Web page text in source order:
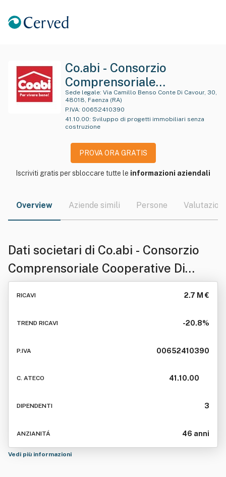
Co.abi - Consorzio
Comprensoriale
Cooperative Di Abitazione
- Soc Ieta' Cooperativa
"Co.abi Società
Società Cooperativa" -
Co.abi.società C
Sede legale:
48018, Faenza (RA)
P.IVA: 00652410390
41.10.00: Sviluppo di progetti immobiliari senza
costruzione
PROVA ORA GRATIS
Iscriviti gratis per sbloccare tutte le informazioni aziendali
Overview Aziende simili Persone Valutazioni
Dati societari di Co.abi - Consorzio
Comprensoriale Cooperative Di
Abitazione - Soc Ieta' Cooperativa
"Coabi Società Cooperativa" -
RICAVI 2.7 M €
TREND RICAVI -20.8%
P.IVA 00652410390
C. ATECO 41.10.00
DIPENDENTI 3
ANZIANITÁ 46 anni
Vedi più informazioni